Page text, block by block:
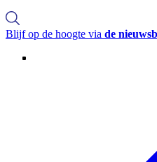
Blijf op de hoogte via de